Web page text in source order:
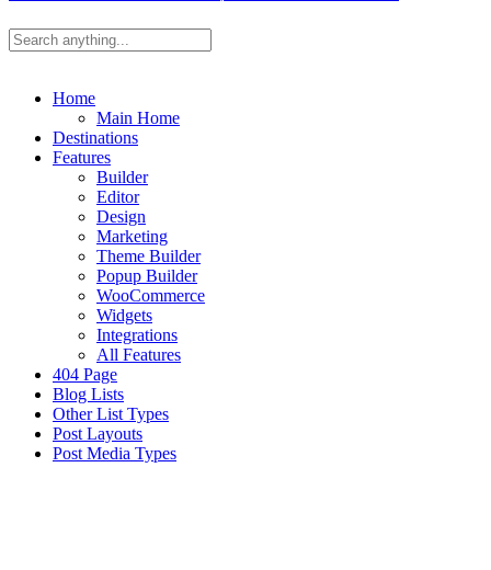
Home
Main Home
Destinations
Features
Builder
Editor
Design
Marketing
Theme Builder
Popup Builder
WooCommerce
Widgets
Integrations
All Features
404 Page
Blog Lists
Other List Types
Post Layouts
Post Media Types